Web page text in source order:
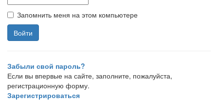
Запомнить меня на этом компьютере
Забыли свой пароль?
Если вы впервые на сайте, заполните, пожалуйста,
регистрационную форму.
Зарегистрироваться